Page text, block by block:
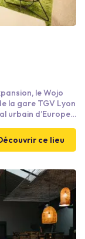
le Wojo
la gare TGV Lyon
urbain d’Europe.
de
mais aussi de
ce lieu